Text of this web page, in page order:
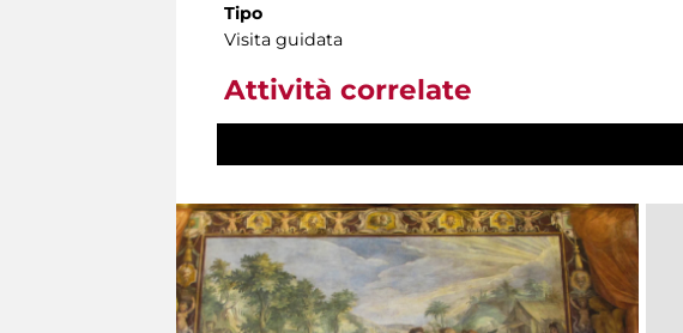
Tipo
Visita guidata
Attività correlate